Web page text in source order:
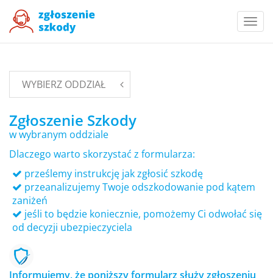
WYBIERZ ODDZIAŁ
Zgłoszenie Szkody
w wybranym oddziale
Dlaczego warto skorzystać z formularza:
prześlemy instrukcję jak zgłosić szkodę
przeanalizujemy Twoje odszkodowanie pod kątem
zaniżeń
jeśli to będzie koniecznie, pomożemy Ci odwołać się
od decyzji ubezpieczyciela
Informujemy, że poniższy formularz służy zgłoszeniu